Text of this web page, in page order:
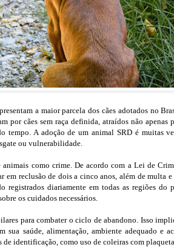
a maior parcela dos cães adotados no
por cães sem raça definida, atraídos não apenas
tempo. A adoção de um animal SRD é muitas
ou vulnerabilidade.
como crime. De acordo com a Lei de
em reclusão de dois a cinco anos, além de multa
registrados diariamente em todas as regiões do
os cuidados necessários.
para combater o ciclo de abandono. Isso
saúde, alimentação, ambiente adequado e
de identificação, como uso de coleiras com